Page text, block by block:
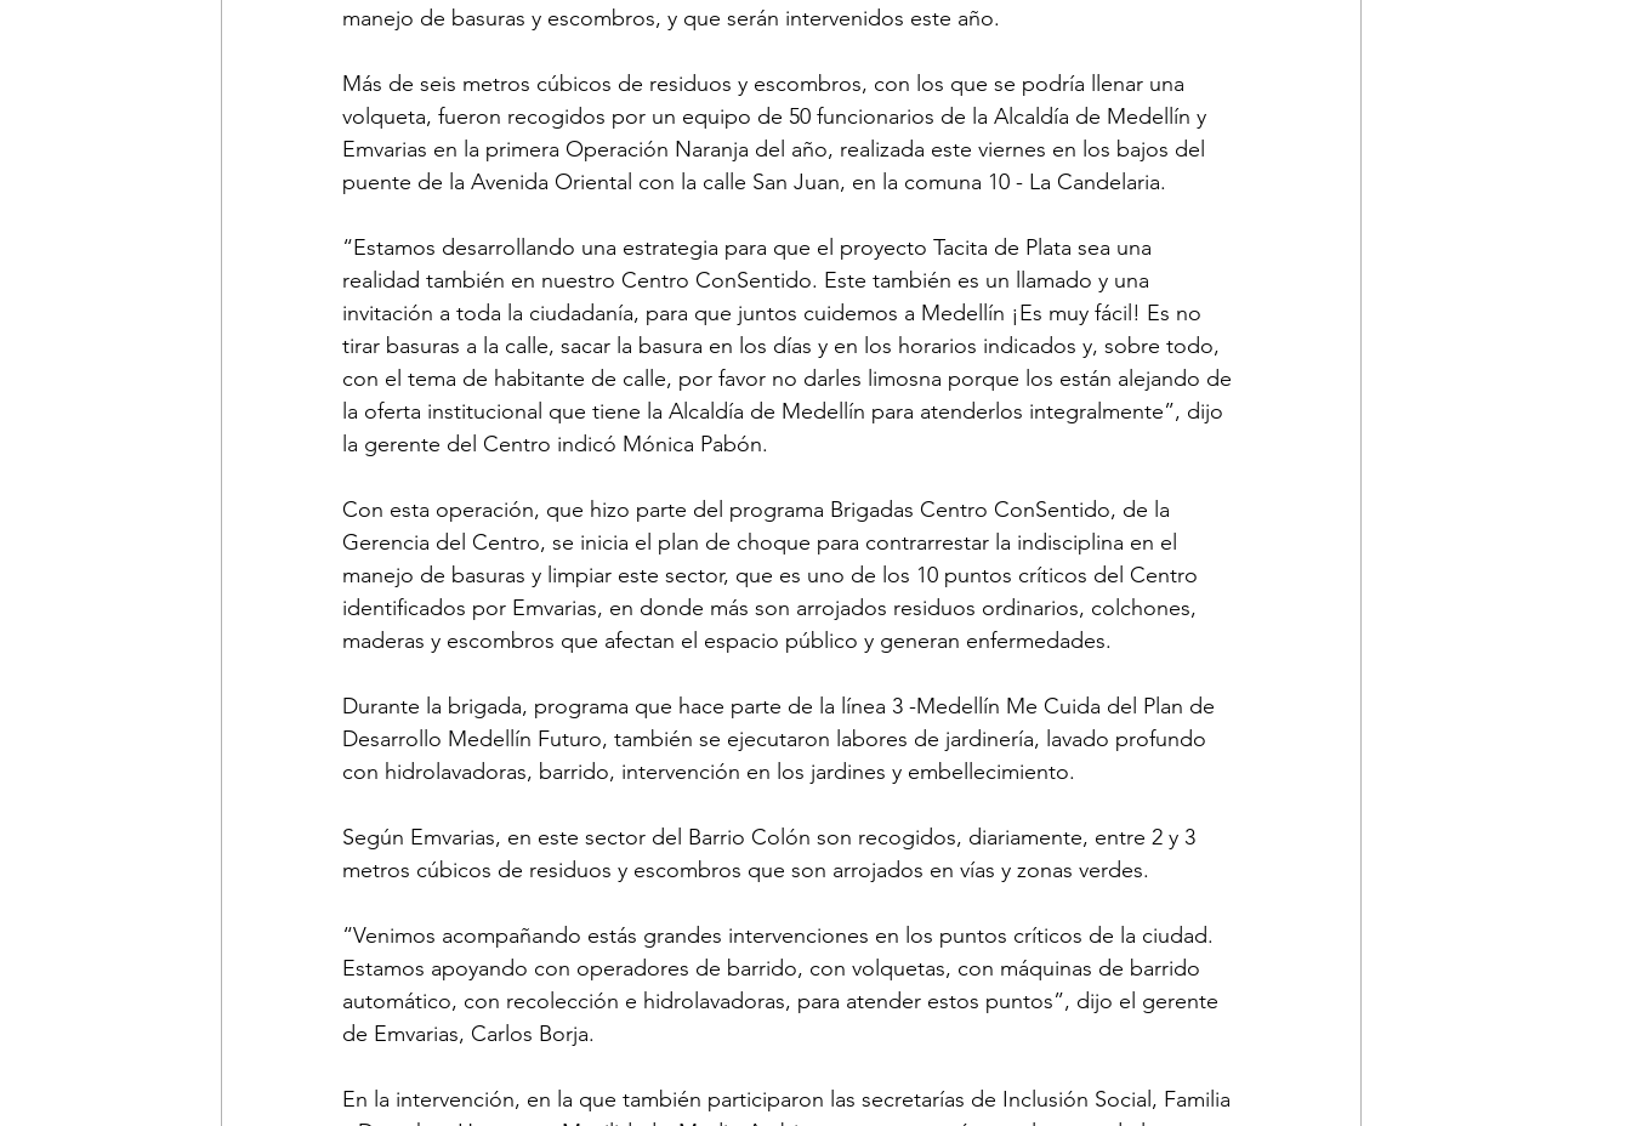
manejo de basuras y escombros, y que serán intervenidos este año.
Más de seis metros cúbicos de residuos y escombros, con los que se podría llenar una
volqueta, fueron recogidos por un equipo de 50 funcionarios de la Alcaldía de Medellín y
Emvarias en la primera Operación Naranja del año, realizada este viernes en los bajos del
puente de la Avenida Oriental con la calle San Juan, en la comuna 10 - La Candelaria.
“Estamos desarrollando una estrategia para que el proyecto Tacita de Plata sea una
realidad también en nuestro Centro ConSentido. Este también es un llamado y una
invitación a toda la ciudadanía, para que juntos cuidemos a Medellín ¡Es muy fácil! Es no
tirar basuras a la calle, sacar la basura en los días y en los horarios indicados y, sobre todo,
con el tema de habitante de calle, por favor no darles limosna porque los están alejando de
la oferta institucional que tiene la Alcaldía de Medellín para atenderlos integralmente”, dijo
la gerente del Centro indicó Mónica Pabón.
Con esta operación, que hizo parte del programa Brigadas Centro ConSentido, de la
Gerencia del Centro, se inicia el plan de choque para contrarrestar la indisciplina en el
manejo de basuras y limpiar este sector, que es uno de los 10 puntos críticos del Centro
identificados por Emvarias, en donde más son arrojados residuos ordinarios, colchones,
maderas y escombros que afectan el espacio público y generan enfermedades.
Durante la brigada, programa que hace parte de la línea 3 -Medellín Me Cuida del Plan de
Desarrollo Medellín Futuro, también se ejecutaron labores de jardinería, lavado profundo
con hidrolavadoras, barrido, intervención en los jardines y embellecimiento.
Según Emvarias, en este sector del Barrio Colón son recogidos, diariamente, entre 2 y 3
metros cúbicos de residuos y escombros que son arrojados en vías y zonas verdes.
“Venimos acompañando estás grandes intervenciones en los puntos críticos de la ciudad.
Estamos apoyando con operadores de barrido, con volquetas, con máquinas de barrido
automático, con recolección e hidrolavadoras, para atender estos puntos”, dijo el gerente
de Emvarias, Carlos Borja.
En la intervención, en la que también participaron las secretarías de Inclusión Social, Familia